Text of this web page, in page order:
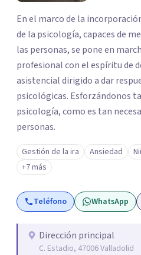
En el marco de la
de la psicología, capaces de
las personas, se pone en
profesional con el espíritu de
asistencial dirigido a dar
psicológicas. Esforzándonos
psicología, como es tan
personas.
Gestión de la ira Ansiedad
+7 más
Teléfono WhatsApp
Dirección principal
C. Estadio, 47006 Valladolid